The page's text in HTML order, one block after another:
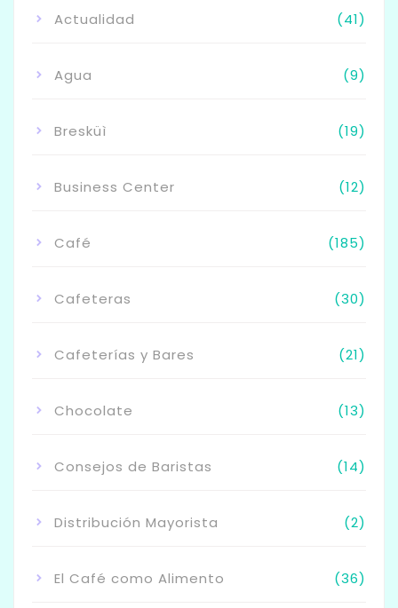
Actualidad (41)
Agua (9)
Bresküì (19)
Business Center (12)
Café (185)
Cafeteras (30)
Cafeterías y Bares (21)
Chocolate (13)
Consejos de Baristas (14)
Distribución Mayorista (2)
El Café como Alimento (36)